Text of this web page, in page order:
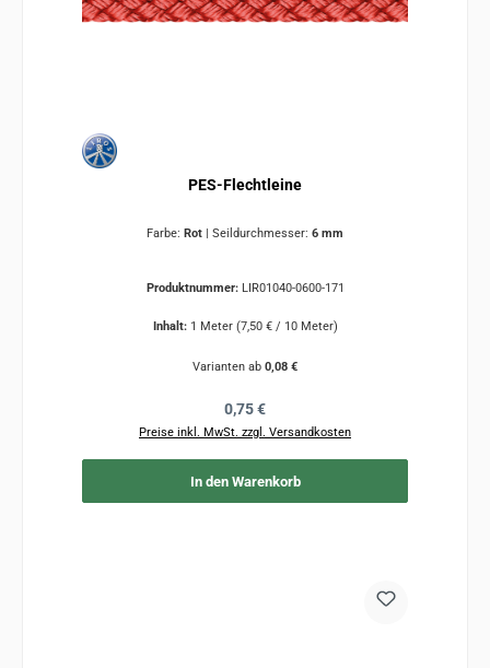
PES-Flechtleine
Farbe: Rot | Seildurchmesser: 6 mm
Produktnummer: LIR01040-0600-171
Inhalt: 1 Meter (7,50 € / 10 Meter)
Varianten ab 0,08 €
Regulärer Preis:
0,75 €
Preise inkl. MwSt. zzgl. Versandkosten
In den Warenkorb